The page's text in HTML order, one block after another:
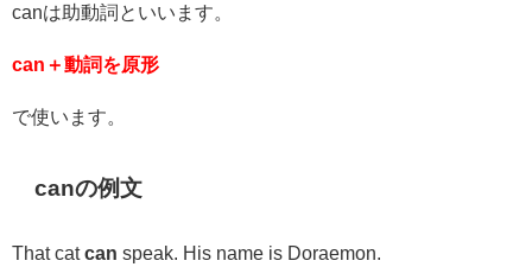
canは助動詞といいます。
can ＋動詞を原形
で使います。
canの例文
That catcan speak. His name is Doraemon.